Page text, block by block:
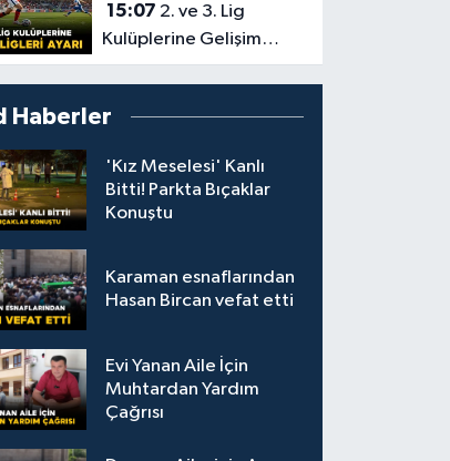
15:07
Kulüplerine Gelişim
Ligleri Ayarı
Haberler
'Kız Meselesi' Kanlı
Bitti! Parkta Bıçaklar
Konuştu
Karaman esnaflarından
Hasan Bircan vefat etti
Evi Yanan Aile İçin
Muhtardan Yardım
Çağrısı